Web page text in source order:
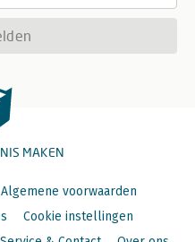
MAKEN
Algemene voorwaarden
Cookie instellingen